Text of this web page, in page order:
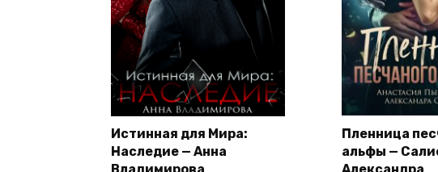
Истинная для Мира:
Наследие — Анна
Пленница
альфы —